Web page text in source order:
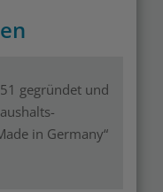
gegründet und
in Germany“